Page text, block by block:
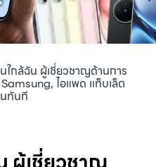
ใกล้ฉัน ผู้เชี่ยวชาญด้านการ
ไอแพด แท็บเล็ต
ทันที